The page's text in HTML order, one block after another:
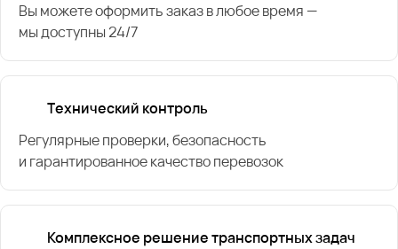
Вы можете оформить заказ в любое время —
мы доступны 24/7
Технический контроль
Регулярные проверки, безопасность
и гарантированное качество перевозок
Комплексное решение транспортных задач